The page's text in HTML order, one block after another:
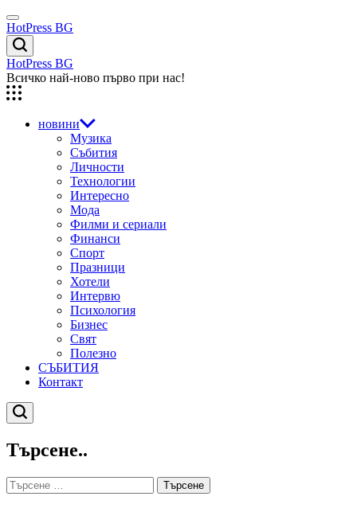
Skip
to
content
Menu
HotPress BG
Търсене
HotPress BG
Всичко най-ново първо при нас!
новини
Музика
Събития
Личности
Технологии
Интересно
Мода
Филми и сериали
Финанси
Спорт
Празници
Хотели
Интервю
Психология
Бизнес
Свят
Полезно
СЪБИТИЯ
Контакт
Търсене
Търсене..
Търсене
за: